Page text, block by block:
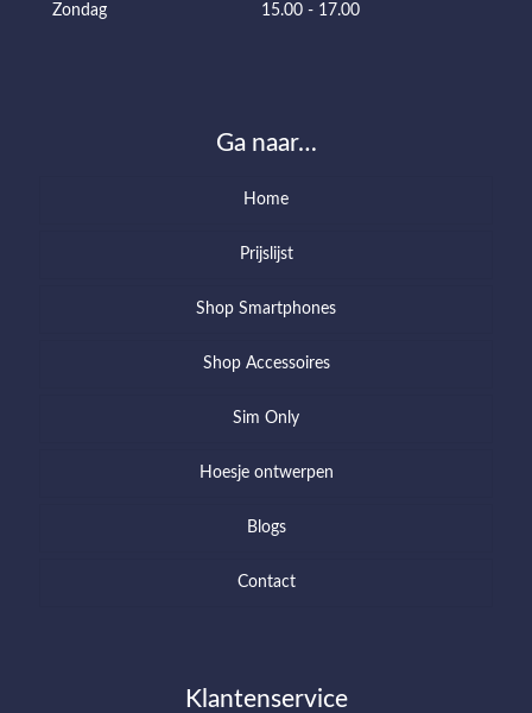
Zondag 15.00 - 17.00
Ga naar…
Home
Prijslijst
Shop Smartphones
Shop Accessoires
Sim Only
Hoesje ontwerpen
Blogs
Contact
Klantenservice